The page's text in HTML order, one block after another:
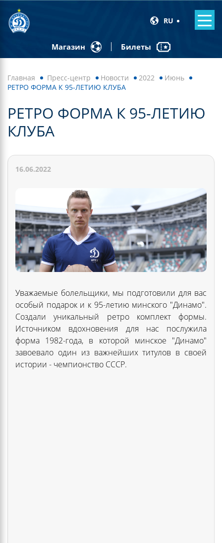
RU
Магазин Билеты
Главная Пресс-центр Новости 2022
Июнь
РЕТРО ФОРМА К 95-ЛЕТИЮ КЛУБА
РЕТРО ФОРМА К 95-ЛЕТИЮ
КЛУБА
16.06.2022
Уважаемые болельщики, мы подготовили для вас
особый подарок и к 95-летию минского "Динамо".
Создали уникальный ретро комплект формы.
Источником вдохновения для нас послужила
форма 1982-года, в которой минское "Динамо"
завоевало один из важнейших титулов в своей
истории - чемпионство СССР.